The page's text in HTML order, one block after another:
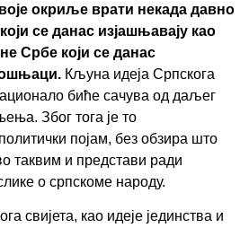
окриље врати некада давно
се данас изјашњавају као
Србе који се данас
Кљуна идеја Српскога
биће сачува од даљег
Због тога је то
појам, без обзира што
таквим и представи ради
о српскоме народу.
свијета, као идеје јединства и